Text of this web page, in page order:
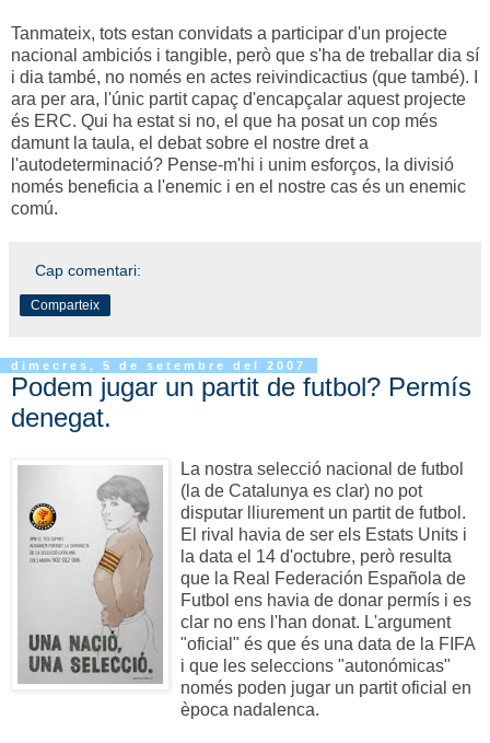
Tanmateix, tots estan convidats a participar d'un projecte
nacional ambiciós i tangible, però que s'ha de treballar dia sí
i dia també, no només en actes reivindicactius (que també). I
ara per ara, l'únic partit capaç d'encapçalar aquest projecte
és ERC. Qui ha estat si no, el que ha posat un cop més
damunt la taula, el debat sobre el nostre dret a
l'autodeterminació? Pense-m'hi i unim esforços, la divisió
només beneficia a l'enemic i en el nostre cas és un enemic
comú.
Cap comentari:
Comparteix
dimecres, 5 de setembre del 2007
Podem jugar un partit de futbol? Permís
denegat.
La nostra selecció nacional de futbol
(la de Catalunya es clar) no pot
disputar lliurement un partit de futbol .
El rival havia de ser els Estats Units i
la data el 14 d'octubre, però resulta
que la Real Federación Española de
Futbol ens havia de donar permís i es
clar no ens l'han donat. L'argument
"oficial" és que és una data de la FIFA
i que les seleccions "autonómicas"
només poden jugar un partit oficial en
època nadalenca.